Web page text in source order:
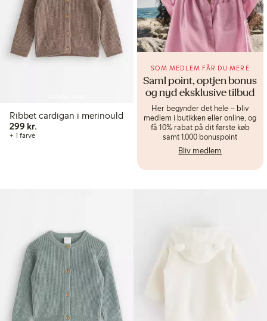
Ribbet cardigan i merinould
299 kr.
+ 1 farve
Saml point, optjen bonus
og nyd eksklusive tilbud
SOM MEDLEM FÅR DU MERE
Her begynder det hele – bliv
medlem i butikken eller online, og
få 10% rabat på dit første køb
samt 1.000 bonuspoint
Bliv medlem